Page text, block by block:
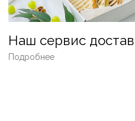
ДЕТСКИЙ ПРАЗДНИК
ГАСТРОНОМИЧЕСКИЕ